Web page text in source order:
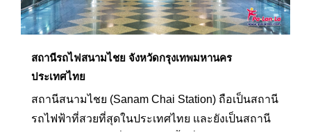
สถานีรถไฟสนามไชย จังหวัดกรุงเทพมหานคร
ประเทศไทย
สถานีสนามไชย (Sanam Chai Station) ถือเป็นสถานี
รถไฟฟ้าที่สวยที่สุดในประเทศไทย และยังเป็นสถานี